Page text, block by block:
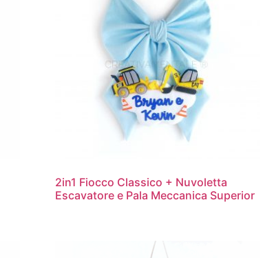
2in1 Fiocco Classico + Nuvoletta
Escavatore e Pala Meccanica Superior